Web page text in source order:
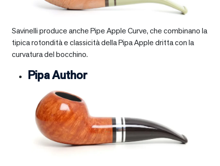
Savinelli produce anche Pipe Apple Curve, che combinano la
tipica rotondità e classicità della Pipa Apple dritta con la
curvatura del bocchino.
Pipa Author